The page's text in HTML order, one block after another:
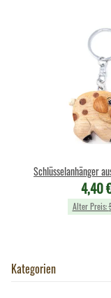
Schlüsselanhänger
4,40
Alter Preis:
Kategorien